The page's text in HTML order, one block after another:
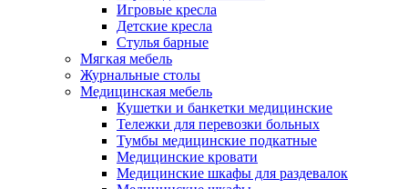
Игровые кресла
Детские кресла
Стулья барные
Мягкая мебель
Журнальные столы
Медицинская мебель
Кушетки и банкетки медицинские
Тележки для перевозки больных
Тумбы медицинские подкатные
Медицинские кровати
Медицинские шкафы для раздевалок